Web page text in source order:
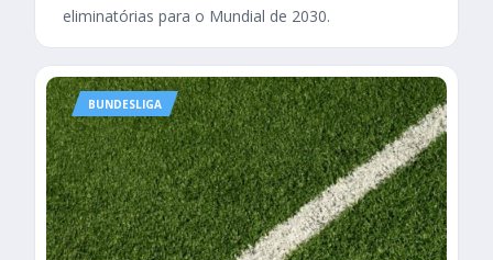
eliminatórias para o Mundial de 2030.
BUNDESLIGA